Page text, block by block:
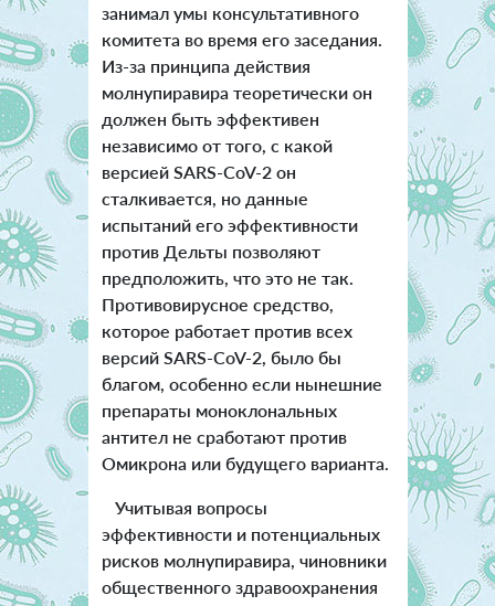
занимал умы консультативного
комитета во время его заседания.
Из-за принципа действия
молнупиравира теоретически он
должен быть эффективен
независимо от того, с какой
версией SARS-CoV-2 он
сталкивается, но данные
испытаний его эффективности
против Дельты позволяют
предположить, что это не так.
Противовирусное средство,
которое работает против всех
версий SARS-CoV-2, было бы
благом, особенно если нынешние
препараты моноклональных
антител не сработают против
Омикрона или будущего варианта.
Учитывая вопросы
эффективности и потенциальных
рисков молнупиравира, чиновники
общественного здравоохранения